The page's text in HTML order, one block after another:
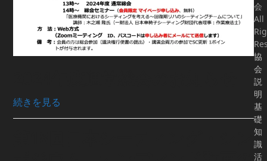
続きを見る
会
All
協
会
説
明
基
礎
知
識
活